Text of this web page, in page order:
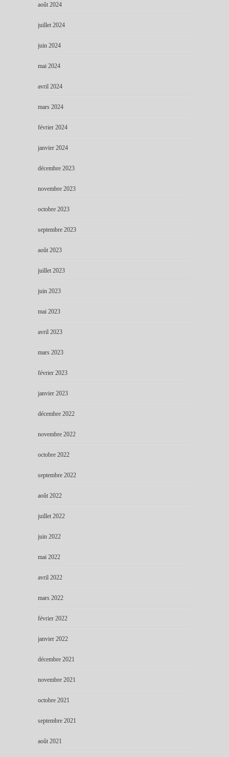
août 2024
juillet 2024
juin 2024
mai 2024
avril 2024
mars 2024
février 2024
janvier 2024
décembre 2023
novembre 2023
octobre 2023
septembre 2023
août 2023
juillet 2023
juin 2023
mai 2023
avril 2023
mars 2023
février 2023
janvier 2023
décembre 2022
novembre 2022
octobre 2022
septembre 2022
août 2022
juillet 2022
juin 2022
mai 2022
avril 2022
mars 2022
février 2022
janvier 2022
décembre 2021
novembre 2021
octobre 2021
septembre 2021
août 2021